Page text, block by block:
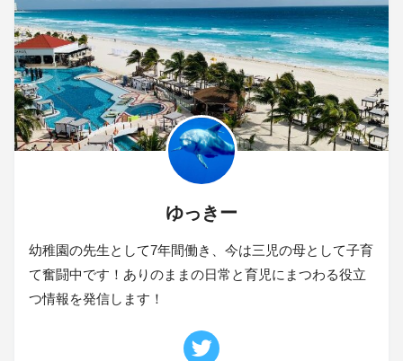
ゆっきー
幼稚園の先生として7年間働き、今は三児の母として子育
て奮闘中です！ありのままの日常と育児にまつわる役立
つ情報を発信します！